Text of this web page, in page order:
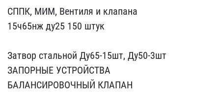
СППК, МИМ,​ Вентиля и клапана
15ч65​нж ду25 150 штук
Затвор​ стальной Ду65-15шт, Ду5​0-3шт
ЗАПОРНЫЕ УСТРОЙСТВ​А
БАЛАНСИРОВОЧНЫЙ КЛАПАН​